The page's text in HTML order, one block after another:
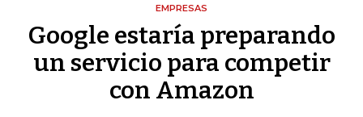
EMPRESAS
Google estaría preparando
un servicio para competir
con Amazon